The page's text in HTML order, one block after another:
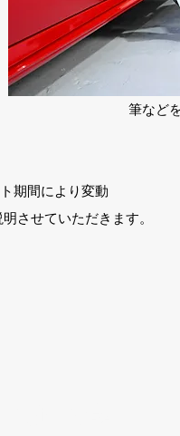
筆など
期間により変動
させていただきます。